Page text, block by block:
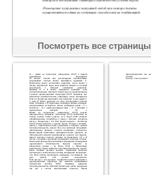
Посмотреть все страницы